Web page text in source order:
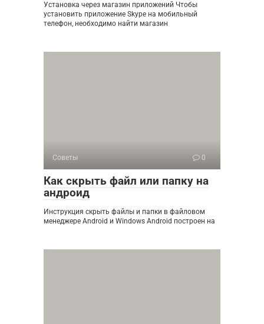
Установка через магазин приложений Чтобы
установить приложение Skype на мобильный
телефон, необходимо найти магазин
Советы 0
Как скрыть файл или папку на
андроид
Инструкция скрыть файлы и папки в файловом
менеджере Android и Windows Android построен на